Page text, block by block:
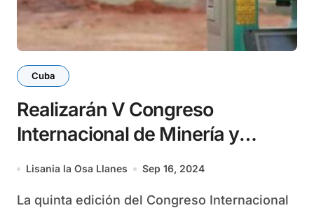
Cuba
Realizarán V Congreso
Internacional de Minería y
Metalurgia
Lisania la Osa Llanes Sep 16, 2024
La quinta edición del Congreso Internacional